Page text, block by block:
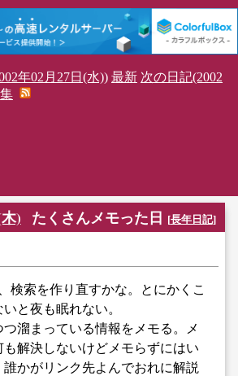
年02月27日(水)) 最新 次の日記(2002
) たくさんメモった日 [長年日記]
検索を作り直すかな。とにかくこ
と夜も眠れない。
つ溜まっている情報をメモる。メ
も解決しないけどメモらずにはい
誰かがリンク先よんでおれに解説